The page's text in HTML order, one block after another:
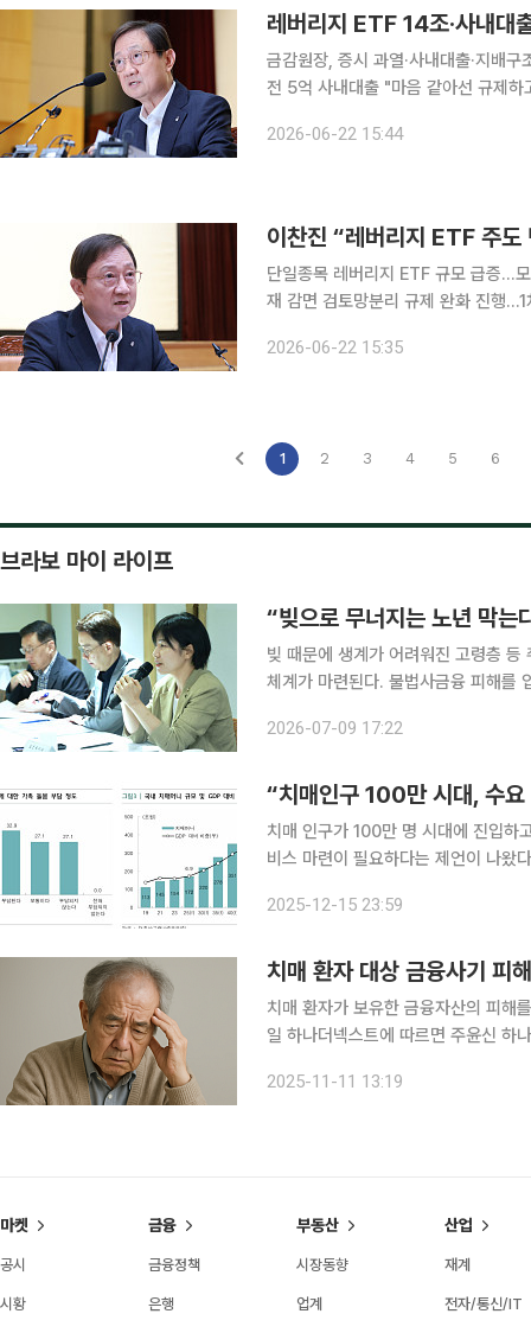
금감원장, 증시 과열·사내대출·지배
전 5억 사내대출 "마음 같아선 규제하고 싶다" 최근 증시 활황 속에 ‘빚투(빚내
접 경고음을 울렸다. 이 원장은 22일
2026-06-22 15:44
이찬진 “레버리지 ETF 주도
단일종목 레버리지 ETF 규모 급증…
재 감면 검토망분리 규제 완화 진행…1차 바탕 2·3차
안을 논의하고 있다”며 시장 안정 조
2026-06-22 15:35
1 2 3 4 5 6
브라보 마이 라이프
“빚으로 무너지는 노년 막는
빚 때문에 생계가 어려워진 고령층
체계가 마련된다. 불법사금융 피해를
현수엽 제1차관 주재로 범부처 위기
2026-07-09 17:22
“치매인구 100만 시대, 수
치매 인구가 100만 명 시대에 진입하
비스 마련이 필요하다는 제언이 나왔다. 주윤신 하나금융연구소 연구위원은 최근 ‘치매인구
‘경도인지장애~중증’에 이르기까지
2025-12-15 23:59
치매 환자 대상 금융사기 피
치매 환자가 보유한 금융자산의 피해
일 하나더넥스트에 따르면 주윤신 하
2025-11-11 13:19
마켓
공시
시황
금융
금융정책
은행
부동산
시장동향
업계
산업
재계
전자/통신/IT